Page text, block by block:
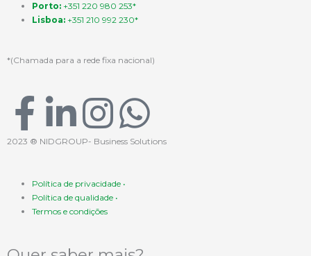
Porto: +351 220 980 253*
Lisboa: +351 210 992 230*
*(Chamada para a rede fixa nacional)
F
a
c
e
L
i
n
k
I
n
s
t
W
h
2023 ® NIDGROUP- Business Solutions
Política de privacidade •
Política de qualidade •
Termos e condições